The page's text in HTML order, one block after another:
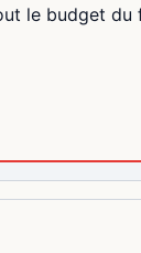
le budget